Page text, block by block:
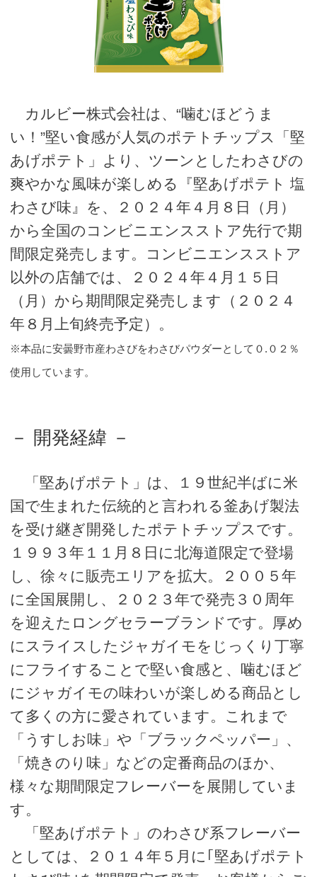
カルビー株式会社は、“噛むほどうま
い！”堅い食感が人気のポテトチップス「堅
あげポテト」より、ツーンとしたわさびの
爽やかな風味が楽しめる『堅あげポテト 塩
わさび味』を、２０２４年４月８日（月）
から全国のコンビニエンスストア先行で期
間限定発売します。コンビニエンスストア
以外の店舗では、２０２４年４月１５日
（月）から期間限定発売します（２０２４
年８月上旬終売予定）。
※本品に安曇野市産わさびをわさびパウダーとして０.０２％
使用しています。
－ 開発経緯 －
「堅あげポテト」は、１９世紀半ばに米
国で生まれた伝統的と言われる釜あげ製法
を受け継ぎ開発したポテトチップスです。
１９９３年１１月８日に北海道限定で登場
し、徐々に販売エリアを拡大。２００５年
に全国展開し、２０２３年で発売３０周年
を迎えたロングセラーブランドです。厚め
にスライスしたジャガイモをじっくり丁寧
にフライすることで堅い食感と、噛むほど
にジャガイモの味わいが楽しめる商品とし
て多くの方に愛されています。これまで
「うすしお味」や「ブラックペッパー」、
「焼きのり味」などの定番商品のほか、
様々な期間限定フレーバーを展開していま
す。
「堅あげポテト」のわさび系フレーバー
としては、２０１４年５月に｢堅あげポテト